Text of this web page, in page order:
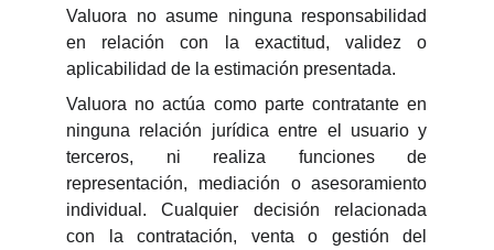
Valuora no asume ninguna responsabilidad
en relación con la exactitud, validez o
aplicabilidad de la estimación presentada.
Valuora no actúa como parte contratante en
ninguna relación jurídica entre el usuario y
terceros, ni realiza funciones de
representación, mediación o asesoramiento
individual. Cualquier decisión relacionada
con la contratación, venta o gestión del